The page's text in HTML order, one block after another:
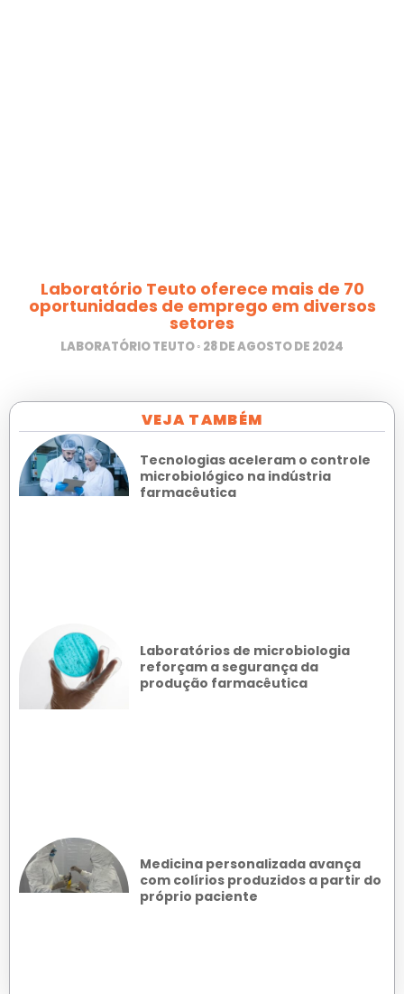
Laboratório Teuto oferece mais de 70
oportunidades de emprego em diversos
setores
LABORATÓRIO TEUTO 28 DE AGOSTO DE 2024
VEJA TAMBÉM
Tecnologias aceleram o controle
microbiológico na indústria
farmacêutica
Laboratórios de microbiologia
reforçam a segurança da
produção farmacêutica
Medicina personalizada avança
com colírios produzidos a partir do
próprio paciente